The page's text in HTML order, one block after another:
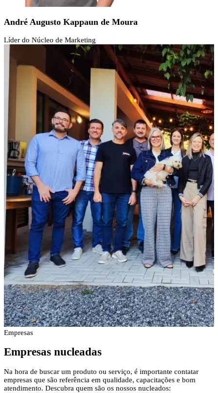
André Augusto Kappaun de Moura
Líder do Núcleo de Marketing
Empresas
Empresas nucleadas
Na hora de buscar um produto ou serviço, é importante contatar
empresas que são referência em qualidade, capacitações e bom
atendimento. Descubra quem são os nossos nucleados: